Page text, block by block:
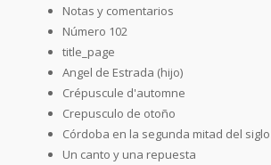
Notas y comentarios
Número 102
title_page
Angel de Estrada (hijo)
Crépuscule d'automne
Crepusculo de otoño
Córdoba en la segunda mitad del siglo
Un canto y una repuesta